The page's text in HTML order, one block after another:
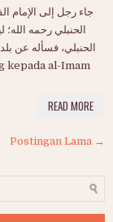
الحنبلي رحمه
الحنبلي، فسأله عن
READ MORE
Postingan Lama →